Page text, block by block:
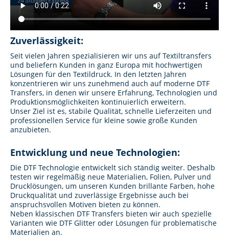
Zuverlässigkeit:
Seit vielen Jahren spezialisieren wir uns auf Textiltransfers
und beliefern Kunden in ganz Europa mit hochwertigen
Lösungen für den Textildruck. In den letzten Jahren
konzentrieren wir uns zunehmend auch auf moderne DTF
Transfers, in denen wir unsere Erfahrung, Technologien und
Produktionsmöglichkeiten kontinuierlich erweitern.
Unser Ziel ist es, stabile Qualität, schnelle Lieferzeiten und
professionellen Service für kleine sowie große Kunden
anzubieten.
Entwicklung und neue Technologien:
Die DTF Technologie entwickelt sich ständig weiter. Deshalb
testen wir regelmäßig neue Materialien, Folien, Pulver und
Drucklösungen, um unseren Kunden brillante Farben, hohe
Druckqualität und zuverlässige Ergebnisse auch bei
anspruchsvollen Motiven bieten zu können.
Neben klassischen DTF Transfers bieten wir auch spezielle
Varianten wie DTF Glitter oder Lösungen für problematische
Materialien an.